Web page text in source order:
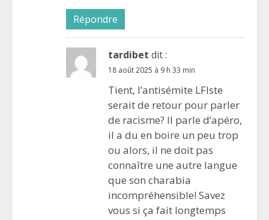
Répondre
tardibet dit :
18 août 2025 à 9 h 33 min
Tient, l’antisémite LFIste
serait de retour pour parler
de racisme? Il parle d’apéro,
il a du en boire un peu trop
ou alors, il ne doit pas
connaître une autre langue
que son charabia
incompréhensible! Savez
vous si ça fait longtemps